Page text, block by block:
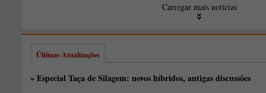
Carregar mais notícias
Últimas Atualizações
» Especial Taça de Silagem: novos híbridos, antigas discussões